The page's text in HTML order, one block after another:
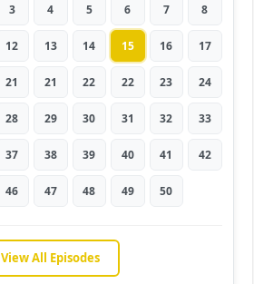
3 4 5 6 7 8
12 13 14 15 16 17
21 21 22 22 23 24
28 29 30 31 32 33
37 38 39 40 41 42
46 47 48 49 50
View All Episodes